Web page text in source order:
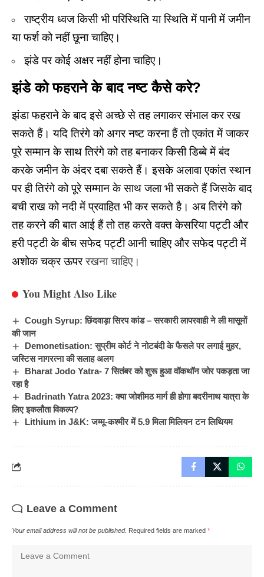
राष्ट्रीय ध्वज किसी भी परिस्थिति या स्थिति में पानी में जमीन
या फर्श को नहीं छूना चाहिए।
झंडे पर कोई अक्षर नहीं होना चाहिए।
झंडे को फहराने के बाद नष्ट कैसे करे?
झंडा फहराने के बाद इसे अच्छे से तह लगाकर संभाल कर रख
सकते हैं। यदि तिरंगे को अगर नष्ट करना हैं तो एकांत में जाकर
पूरे सम्मान के साथ तिरंगे को तह बनाकर किसी डिब्बे में बंद
करके जमीन के अंदर दबा सकते हैं। इसके अलावा एकांत स्थान
पर ही तिरंगे को पूरे सम्मान के साथ जला भी सकते हैं जिसके बाद
बची राख को नदी में प्रवाहित भी कर सकते है। अब तिरंगे को
तह करने की बात आई हैं तो तह करते वक्त केसरिया पट्टी और
हरी पट्टी के बीच सफेद पट्टी आनी चाहिए और सफेद पट्टी में
अशोक चक्र ऊपररखना चाहिए।
You Might Also Like
Cough Syrup: छिंदवाड़ा सिरप कांड – सरकारी लापरवाही ने ली मासूमों
की जान
Demonetisation: सुप्रीम कोर्ट ने नोटबंदी के फैसले पर लगाई मुहर,
जस्टिस नागरत्ना की सलाह अलग
Bharat Jodo Yatra- 7 सितंबर को शुरू हुआ वॉकथॉन जोर पकड़ता जा
रहा है
Badrinath Yatra 2023: क्या जोशीमठ मार्ग ही होगा बदरीनाथ यात्रा के
लिए इकलौता विकल्प?
Lithium in J&K: जम्मू-कश्मीर में 5.9 मिला मिलियन टन लिथियम
Leave a Comment
Your email address will not be published. Required fields are marked *